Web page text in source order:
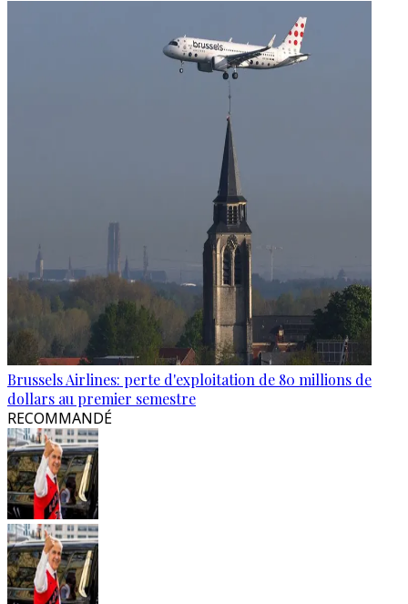
Brussels Airlines: perte d'exploitation de 80 millions de
dollars au premier semestre
RECOMMANDÉ